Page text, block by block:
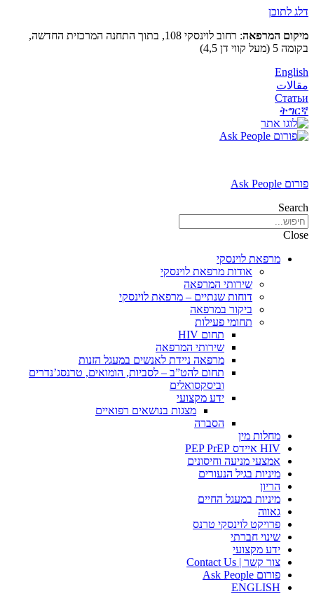
דלג לתוכן
מיקום המרפאה
: רחוב לוינסקי 108, בתוך התחנה המרכזית החדשה,
בקומה 5 (מעל קווי דן 4,5)
English
مقالات
Статьи
ትግርኛ
פורום Ask People
Search
Close
מרפאת לוינסקי
אודות מרפאת לוינסקי
שירותי המרפאה
דוחות שנתיים – מרפאת לוינסקי
ביקור במרפאה
תחומי פעילות
תחום HIV
שירותי המרפאה
מרפאה ניידת לאנשים במעגל הזנות
תחום להט”ב – לסביות, הומואים, טרנסג’נדרים
וביסקסואלים
ידע מקצועי
מצגות בנושאים רפואיים
הסברה
מחלות מין
HIV איידס PEP PrEP
אמצעי מניעה וחיסונים
מיניות בגיל הנעורים
הריון
מיניות במעגל החיים
גאווה
פרויקט לוינסקי טרנס
שינוי חברתי
ידע מקצועי
צור קשר | Contact Us
פורום Ask People
ENGLISH